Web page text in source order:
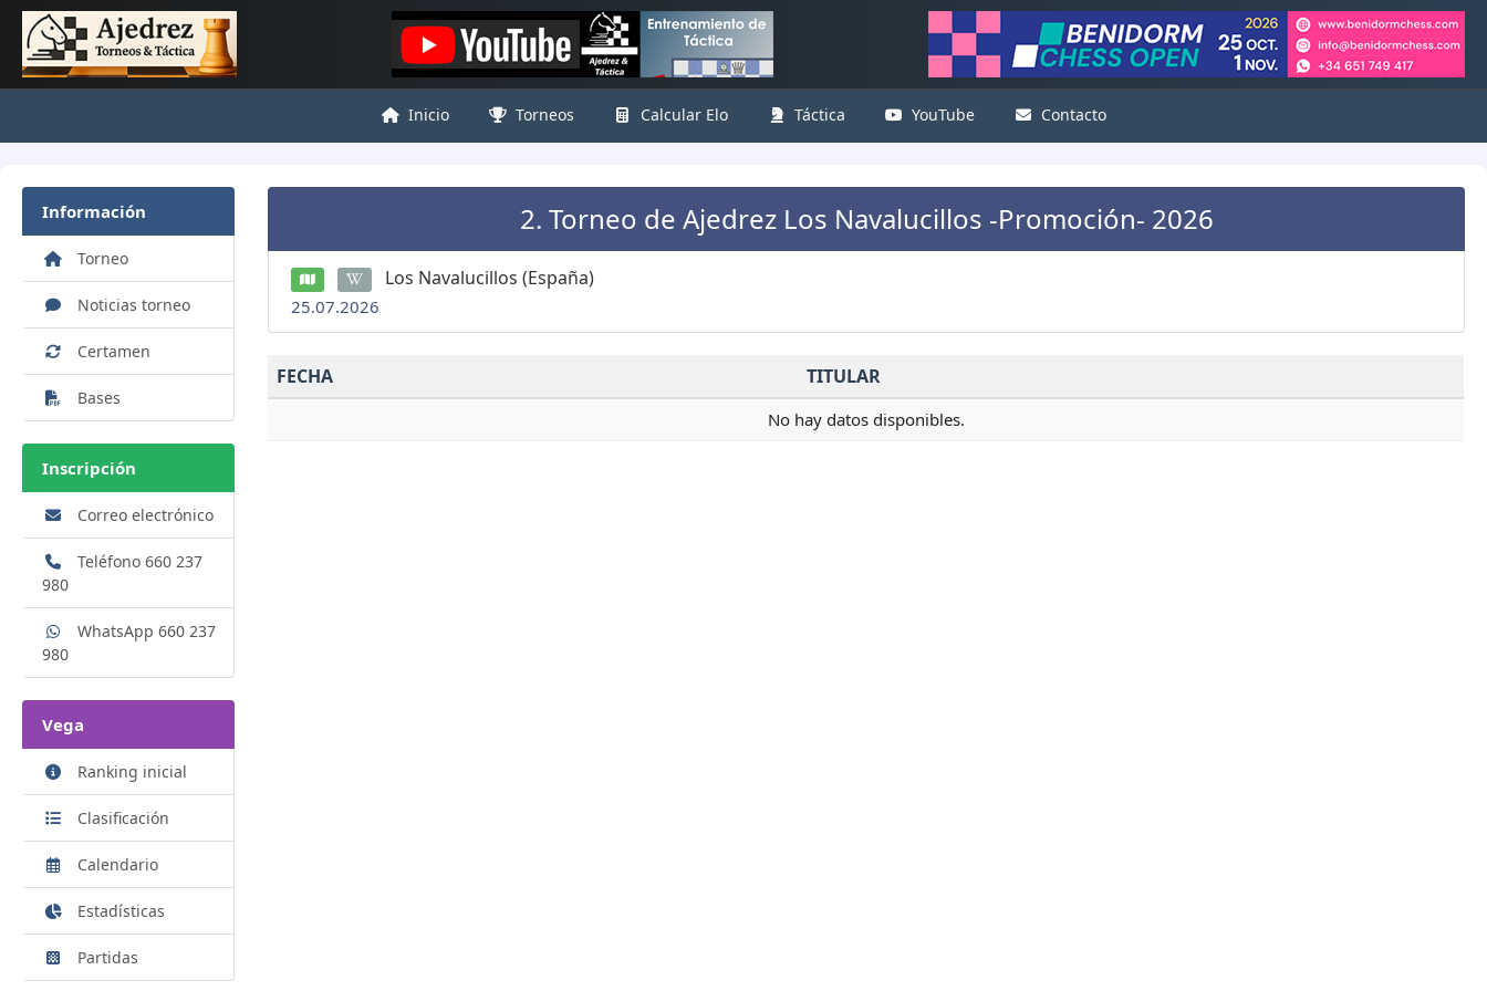
Inicio Torneos Calcular Elo Táctica YouTube Contacto
Información
Torneo
Noticias torneo
Certamen
Bases
Inscripción
Correo electrónico
Teléfono 660 237
980
WhatsApp 660 237
980
Vega
Ranking inicial
Clasificación
Calendario
Estadísticas
Partidas
2. Torneo de Ajedrez Los Navalucillos -Promoción- 2026
Los Navalucillos (España)
25.07.2026
FECHA TITULAR
No hay datos disponibles.